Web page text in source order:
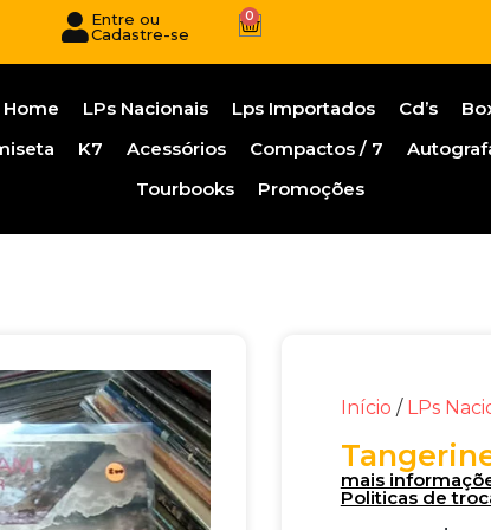
Entre ou
Cadastre-se
0
Home LPs Nacionais Lps Importados Cd’s
K7 Acessórios Compactos / 7
Tourbooks
Promoções
Início / LPs
mais
Politicas de